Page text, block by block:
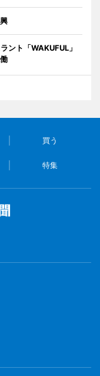
ント「WAKUFUL」
買う
特集